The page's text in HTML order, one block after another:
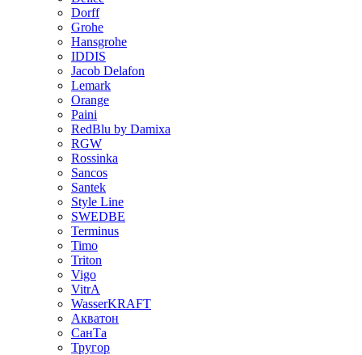
Dorff
Grohe
Hansgrohe
IDDIS
Jacob Delafon
Lemark
Orange
Paini
RedBlu by Damixa
RGW
Rossinka
Sancos
Santek
Style Line
SWEDBE
Terminus
Timo
Triton
Vigo
VitrA
WasserKRAFT
Акватон
СанТа
Тругор